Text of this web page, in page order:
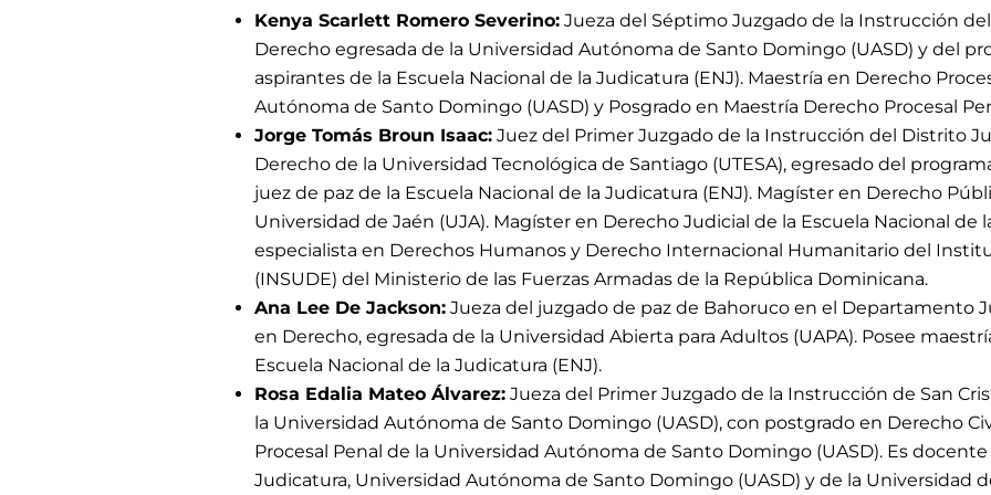
Kenya Scarlett Romero Severino: Jueza del Séptimo Juzgado de la Instrucción
Derecho egresada de la Universidad Autónoma de Santo Domingo (UASD) y del
aspirantes de la Escuela Nacional de la Judicatura (ENJ). Maestría en Derecho
Autónoma de Santo Domingo (UASD) y Posgrado en Maestría Derecho Procesal
Jorge Tomás Broun Isaac: Juez del Primer Juzgado de la Instrucción del Distrito
Derecho de la Universidad Tecnológica de Santiago (UTESA), egresado del
juez de paz de la Escuela Nacional de la Judicatura (ENJ). Magíster en Derecho
Universidad de Jaén (UJA). Magíster en Derecho Judicial de la Escuela Nacional de
especialista en Derechos Humanos y Derecho Internacional Humanitario del
(INSUDE) del Ministerio de las Fuerzas Armadas de la República Dominicana.
Ana Lee De Jackson: Jueza del juzgado de paz de Bahoruco en el Departamento
en Derecho, egresada de la Universidad Abierta para Adultos (UAPA). Posee
Escuela Nacional de la Judicatura (ENJ).
Rosa Edalia Mateo Álvarez: Jueza del Primer Juzgado de la Instrucción de San
la Universidad Autónoma de Santo Domingo (UASD), con postgrado en Derecho
Procesal Penal de la Universidad Autónoma de Santo Domingo (UASD). Es
Judicatura, Universidad Autónoma de Santo Domingo (UASD) y de la Universidad